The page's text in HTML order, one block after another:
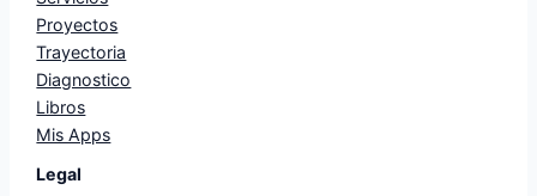
Proyectos
Trayectoria
Diagnostico
Libros
Mis Apps
Legal